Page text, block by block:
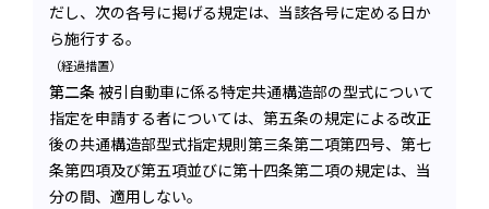
だし、次の各号に掲げる規定は、当該各号に定める日か
ら施行する。
（経過措置）
第二条 被引自動車に係る特定共通構造部の型式について
指定を申請する者については、第五条の規定による改正
後の共通構造部型式指定規則第三条第二項第四号、第七
条第四項及び第五項並びに第十四条第二項の規定は、当
分の間、適用しない。